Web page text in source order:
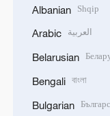
Albanian Shqip
Arabic العربية
Belarusian
Bengali বাংলা
Bulgarian